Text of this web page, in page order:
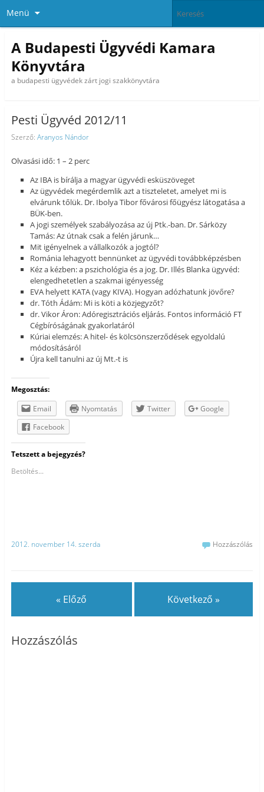
Menü
A Budapesti Ügyvédi Kamara
Könyvtára
a budapesti ügyvédek zárt jogi szakkönyvtára
Pesti Ügyvéd 2012/11
Szerző: Aranyos Nándor
Olvasási idő: 1 – 2 perc
Az IBA is bírálja a magyar ügyvédi esküszöveget
Az ügyvédek megérdemlik azt a tiszteletet, amelyet mi is
elvárunk tőlük. Dr. Ibolya Tibor fővárosi főügyész látogatása a
BÜK-ben.
A jogi személyek szabályozása az új Ptk.-ban. Dr. Sárközy
Tamás: Az útnak csak a felén járunk…
Mit igényelnek a vállalkozók a jogtól?
Románia lehagyott bennünket az ügyvédi továbbképzésben
Kéz a kézben: a pszichológia és a jog. Dr. Illés Blanka ügyvéd:
elengedhetetlen a szakmai igényesség
EVA helyett KATA (vagy KIVA). Hogyan adózhatunk jövőre?
dr. Tóth Ádám: Mi is köti a közjegyzőt?
dr. Vikor Áron: Adóregisztrációs eljárás. Fontos információ FT
Cégbíróságának gyakorlatáról
Kúriai elemzés: A hitel- és kölcsönszerződések egyoldalú
módosításáról
Újra kell tanulni az új Mt.-t is
Megosztás:
Email
Nyomtatás Twitter
Google
Facebook
Tetszett a bejegyzés?
Betöltés...
2012. november 14. szerda Hozzászólás
« Előző Következő »
Hozzászólás